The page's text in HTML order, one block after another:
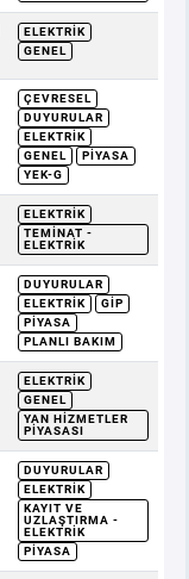
ELEKTRIK
GENEL
ÇEVRESEL
DUYURULAR
ELEKTRIK
GENEL
PIYASA
YEK-G
ELEKTRIK
TEMINAT -
ELEKTRIK
DUYURULAR
ELEKTRIK
GİP
PIYASA
PLANLI BAKIM
ELEKTRIK
GENEL
YAN HIZMETLER
PIYASASI
DUYURULAR
ELEKTRIK
KAYIT VE
UZLAŞTIRMA -
ELEKTRIK
PIYASA